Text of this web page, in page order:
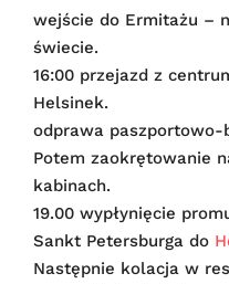
wejście do Ermitażu –
świecie.
16:00 przejazd z
Helsinek.
odprawa paszportowo-
Potem zaokrętowanie
kabinach.
19.00 wypłynięcie
Sankt Petersburga do
Następnie kolacja w